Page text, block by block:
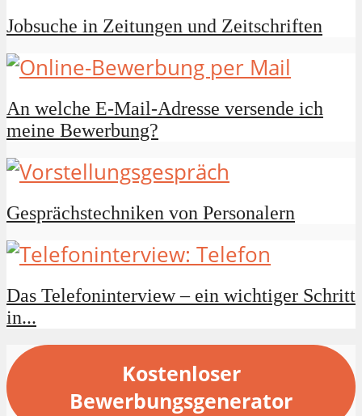
Jobsuche in Zeitungen und Zeitschriften
An welche E-Mail-Adresse versende ich
meine Bewerbung?
Gesprächstechniken von Personalern
Das Telefoninterview – ein wichtiger Schritt
in...
Kostenloser
Bewerbungsgenerator